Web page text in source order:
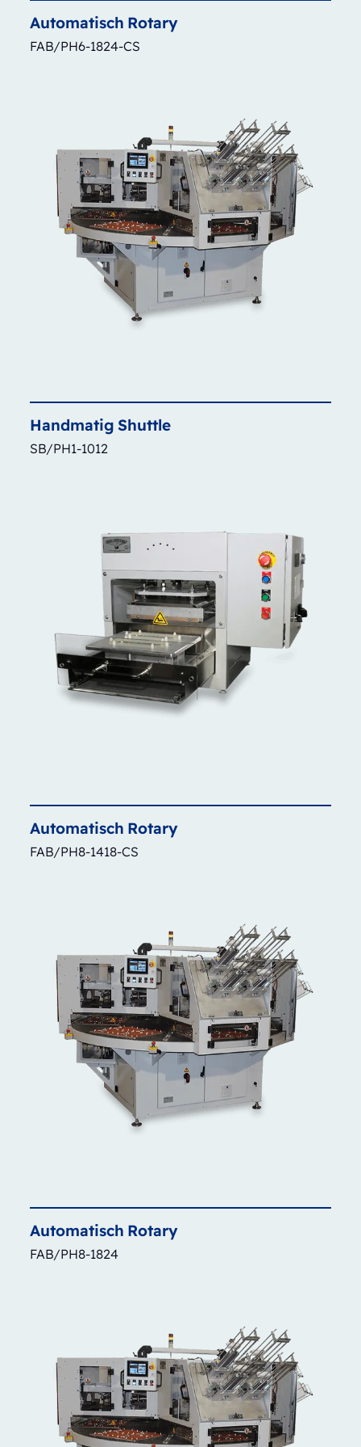
Automatisch Rotary
FAB/PH6-1824-CS
Handmatig Shuttle
SB/PH1-1012
Automatisch Rotary
FAB/PH8-1418-CS
Automatisch Rotary
FAB/PH8-1824